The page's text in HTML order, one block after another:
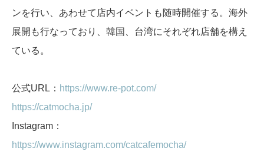
ンを行い、あわせて店内イベントも随時開催する。海外
展開も行なっており、韓国、台湾にそれぞれ店舗を構え
ている。
公式URL： https://www.re-pot.com/
https://catmocha.jp/
Instagram：
https://www.instagram.com/catcafemocha/